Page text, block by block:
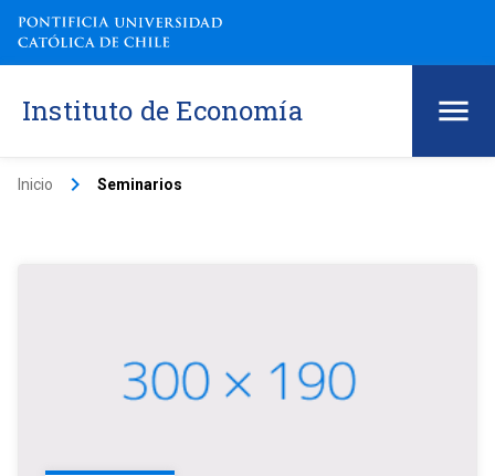
Instituto de Economía
Inicio keyboard_arrow_right Seminarios